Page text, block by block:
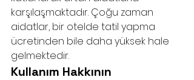
karşılaşmaktadır. Çoğu zaman
aidatlar, bir otelde tatil yapma
ücretinden bile daha yüksek hale
gelmektedir.
Kullanım Hakkının